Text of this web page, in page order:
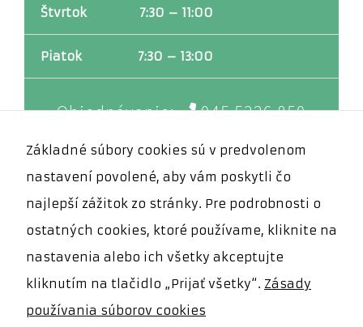
Štvrtok 7:30 – 11:00
Piatok 7:30 – 13:00
Objednávanie: 045 5326 850
Základné súbory cookies sú v predvolenom
nastavení povolené, aby vám poskytli čo
najlepší zážitok zo stránky. Pre podrobnosti o
ostatných cookies, ktoré používame, kliknite na
nastavenia alebo ich všetky akceptujte
kliknutím na tlačidlo „Prijať všetky“. Zásady
používania súborov cookies
Štatistiky
Aby sme
mohli
webovej
základe
spôsobu
používania
stránky.
Používame
službu
Google
Analytics,
ktorá nám